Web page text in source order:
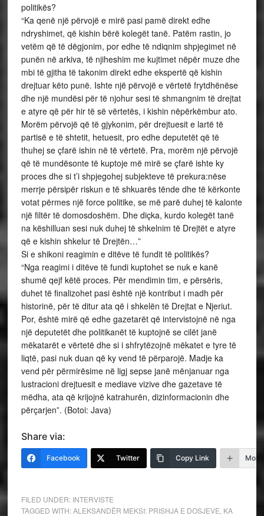
politikës?
“Ka qenë një përvojë e mirë pasi pamë direkt edhe
ndryshimet, që kishin bërë kolegët tanë. Patëm rastin, jo
vetëm që të dëgjonim, por edhe të ndiqnim shpjegimet në
punën në arkiva, të njiheshim me kujtimet nëpër muze dhe
mbi të gjitha të takonim direkt edhe ekspertë që kishin
drejtuar këto punë. Ishte një përvojë e vërtetë frytdhënëse
dhe një mundësi për të njohur sesi të shmangnim të drejtat
e atyre që për hir të së vërtetës, i kishin nëpërkëmbur ato.
Morëm përvojë që të gjykonim, për drejtuesit e lartë të
partisë e të shtetit, hetuesit, pro edhe deputetët që të
thuhej se çfarë ishin në të vërtetë. Pra, morëm një përvojë
që të mundësonte të kuptoje më mirë se çfarë ishte ky
proces dhe si t’i shpjegohej subjekteve të prekura:nëse
merrje përsipër riskun e të shkuarës tënde dhe të kërkonte
votat përmes një force politike, se më parë duhej të kalonte
një filtër të domosdoshëm. Dhe diçka, kurdo kolegët tanë
na këshilluan sesi nuk duhej të shkelnim të Drejtët e atyre
që e kishin shkelur të Drejtën…”
Si e shikoni reagimin e ditëve të fundit të politikës?
“Nga reagimi i ditëve të fundi kuptohet se nuk e kanë
shumë qejf këtë proces. Për mendimin tim, e përsëris,
duhet të finalizohet pasi është një kontribut i madh për
historinë, për të ditur ata që i shkelën të Drejtat e Njeriut.
Por, është mirë që edhe gazetarët që intervistojnë në nga
një deputetët dhe politikanët të kuptojnë se cilët janë
mëkatarët e vërtetë dhe si i shfrytëzojnë mëkatet e tyre të
liqtë, pasi nuk duan që ky vend të përparojë. Madje ka
vend për përmirësime në ligj sepse janë mënjanuar nga
lustracioni drejtuesit e mediave vizive dhe gazetave të
mëdha, ata që krijojnë katrahurën, dizinformacionin dhe
përçarjen”. (Botoi: Java)
Share via:
Facebook Twitter Copy Link More
FILED UNDER: INTERVISTE
TAGGED WITH:ALEKSANDËR MEKSI: PRISHJA E DOSJEVE KA